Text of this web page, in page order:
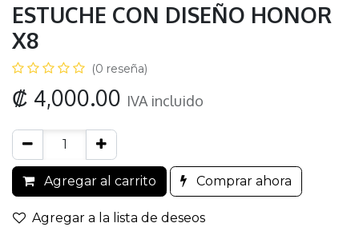
ESTUCHE CON DISEÑO HONOR
X8
(0 reseña)
₡ 4,000.00 IVA incluido
Agregar al carrito Comprar ahora
Agregar a la lista de deseos